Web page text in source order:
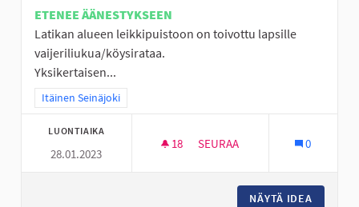
ETENEE ÄÄNESTYKSEEN
Latikan alueen leikkipuistoon on toivottu lapsille
vaijeriliukua/köysirataa.
Yksikertaisen...
Rajaa tulokset teeman mukaan: Itäinen Seinäjoki
Itäinen Seinäjoki
LUONTIAIKA
28.01.2023
18 18 SEURAAJAA
SEURAA 0
NÄYTÄ IDEA